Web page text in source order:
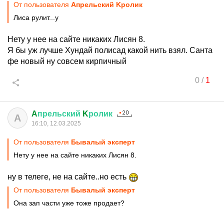
От пользователя Aпрельский Kролик
Лиса рулит...у
Нету у нее на сайте никаких Лисян 8.
Я бы уж лучше Хундай полисад какой нить взял. Санта
фе новый ну совсем кирпичный
0/ 1
A Aпрельский Kролик
16:10, 12.03.2025
От пользователя Бывалый эксперт
Нету у нее на сайте никаких Лисян 8.
ну в телеге, не на сайте..но есть
От пользователя Бывалый эксперт
Она зап части уже тоже продает?